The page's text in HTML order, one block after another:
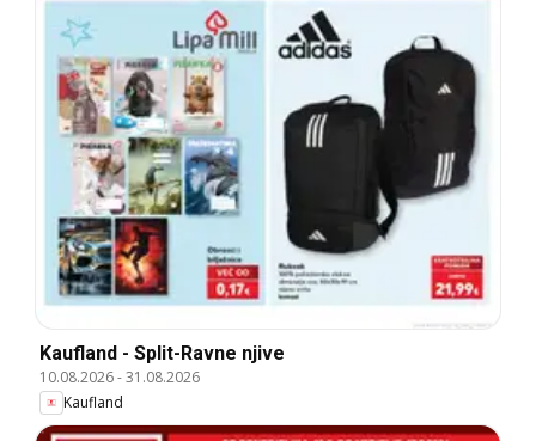
Kaufland - Split-Ravne njive
10.08.2026-31.08.2026
Kaufland